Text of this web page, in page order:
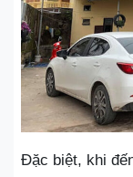
Đặc biệt, khi